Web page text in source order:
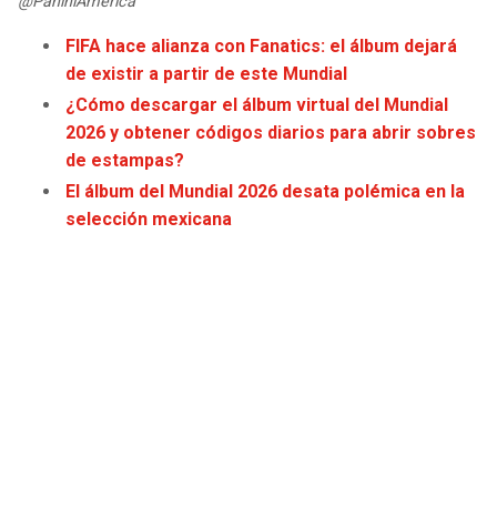
COWBOYS
GIANTS
EAGLES
CLIPPERS
LAKERS
SUNS
FIFA hace alianza con Fanatics: el álbum dejará
de existir a partir de este Mundial
¿Cómo descargar el álbum virtual del Mundial
2026 y obtener códigos diarios para abrir sobres
de estampas?
El álbum del Mundial 2026 desata polémica en la
selección mexicana